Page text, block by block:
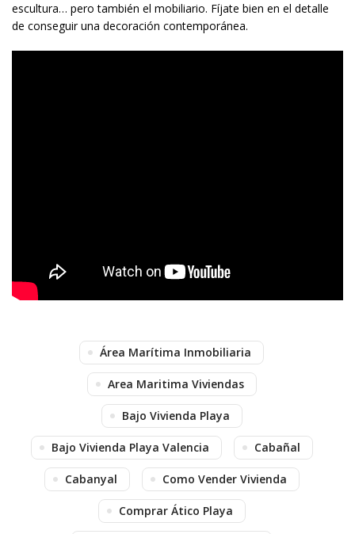
escultura… pero también el mobiliario. Fíjate bien en el detalle
de conseguir una decoración contemporánea.
Área Marítima Inmobiliaria
Area Maritima Viviendas
Bajo Vivienda Playa
Bajo Vivienda Playa Valencia Cabañal
Cabanyal Como Vender Vivienda
Comprar Ático Playa